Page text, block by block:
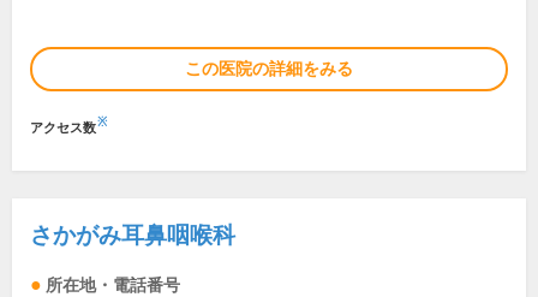
この医院の詳細をみる
アクセス数※
さかがみ耳鼻咽喉科
所在地・電話番号